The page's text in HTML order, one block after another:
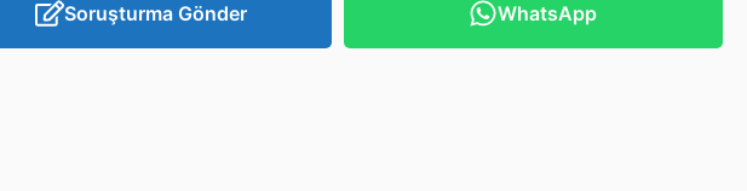
Soruşturma Gönder
WhatsApp